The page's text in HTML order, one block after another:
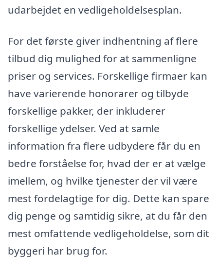
udarbejdet en vedligeholdelsesplan.
For det første giver indhentning af flere
tilbud dig mulighed for at sammenligne
priser og services. Forskellige firmaer kan
have varierende honorarer og tilbyde
forskellige pakker, der inkluderer
forskellige ydelser. Ved at samle
information fra flere udbydere får du en
bedre forståelse for, hvad der er at vælge
imellem, og hvilke tjenester der vil være
mest fordelagtige for dig. Dette kan spare
dig penge og samtidig sikre, at du får den
mest omfattende vedligeholdelse, som dit
byggeri har brug for.